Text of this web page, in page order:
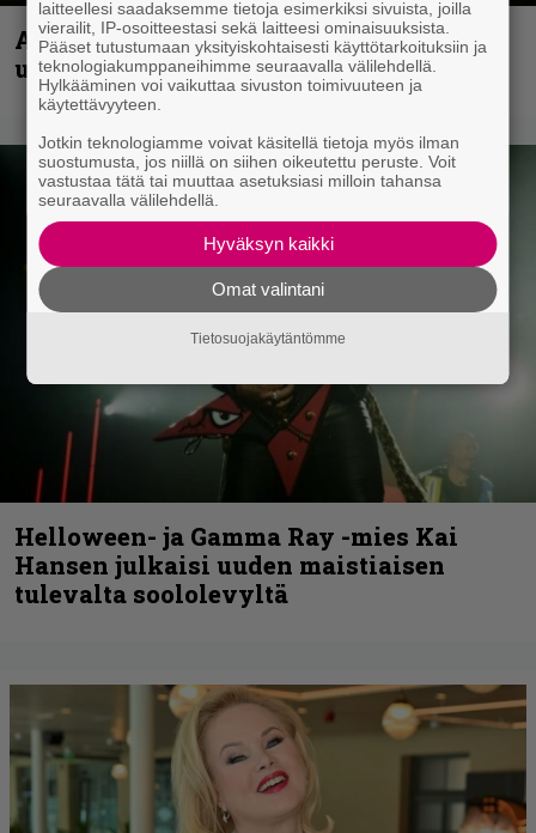
Anthrax vie katsojat keikkatunnelmiin
uudella videollaan
Helloween- ja Gamma Ray -mies Kai
Hansen julkaisi uuden maistiaisen
tulevalta soololevyltä
laitteellesi saadaksemme tietoja esimerkiksi sivuista, joilla
vierailit, IP-osoitteestasi sekä laitteesi ominaisuuksista.
Pääset tutustumaan yksityiskohtaisesti käyttötarkoituksiin ja
teknologiakumppaneihimme seuraavalla välilehdellä.
Hylkääminen voi vaikuttaa sivuston toimivuuteen ja
käytettävyyteen.
Jotkin teknologiamme voivat käsitellä tietoja myös ilman
suostumusta, jos niillä on siihen oikeutettu peruste. Voit
vastustaa tätä tai muuttaa asetuksiasi milloin tahansa
seuraavalla välilehdellä.
Hyväksyn kaikki
Omat valintani
Tietosuojakäytäntömme